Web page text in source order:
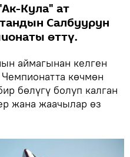
Кула" ат
Салбуурун
өттү.
аймагынан келген
көчмөн
бөлүгү болуп калган
жана жаачылар өз